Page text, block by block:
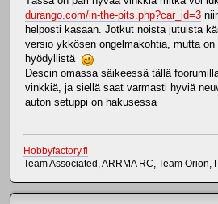
durango.com/in-the-pits.php?car_id=3
helposti kasaan. Jotkut noista jutuista
versio ykkösen ongelmakohtia, mutta
hyödyllistä
Descin omassa säikeessä tällä
vinkkiä, ja siellä saat varmasti hyviä
auton setuppi on hakusessa
Hobbyfactory.fi
Team Associated, ARRMA RC, Team Orion,